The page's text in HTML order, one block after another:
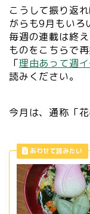
こうして振り返
がらも9月もいろ
毎週の連載は終
ものをこちらで
「理由あって週
読みください。
今月は、通称「